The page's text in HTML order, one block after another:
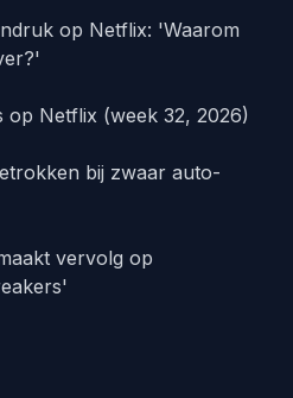
op Netflix: 'Waarom
op Netflix (week 32, 2026)
bij zwaar auto-
vervolg op